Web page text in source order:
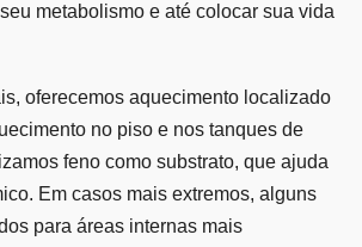
metabolismo e até colocar sua vida
oferecemos aquecimento localizado
no piso e nos tanques de
feno como substrato, que ajuda
Em casos mais extremos, alguns
para áreas internas mais